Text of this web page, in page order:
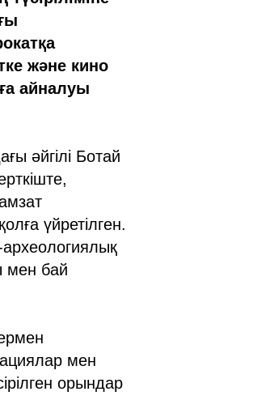
және кино
айналуы
әйгілі Ботай
үйретілген.
мен бай
мен
орындар